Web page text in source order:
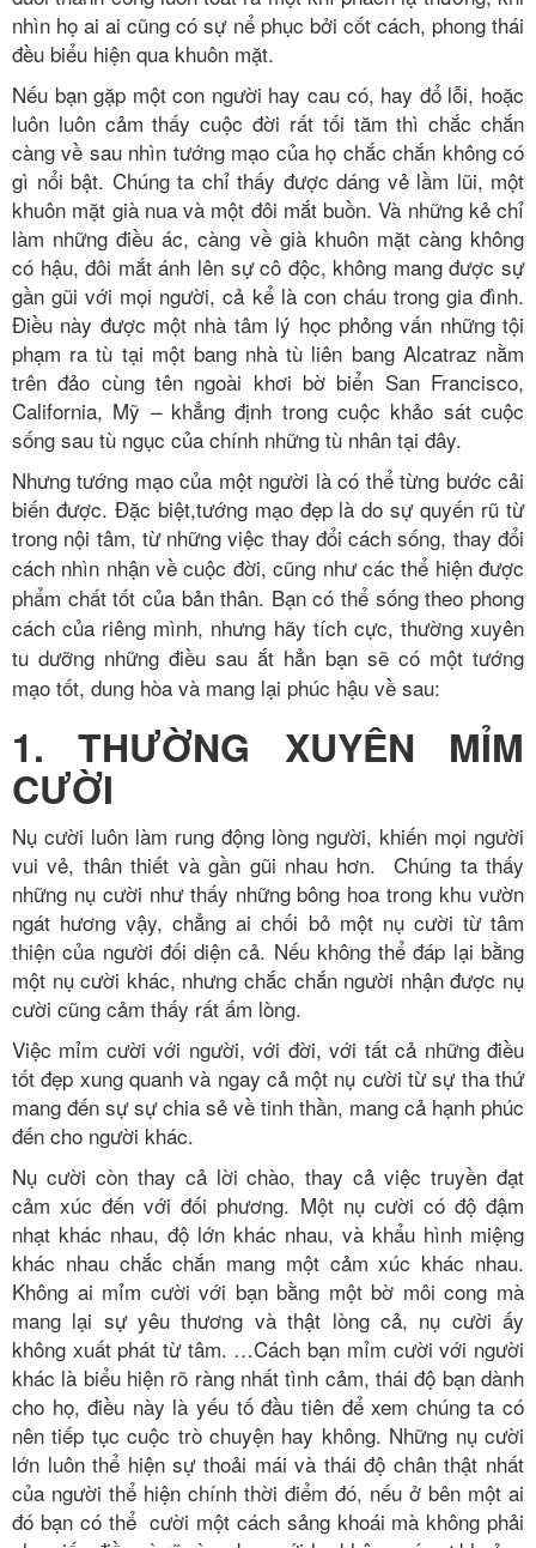
nhìn họ ai ai cũng có sự nể phục bởi cốt cách, phong thái
đều biểu hiện qua khuôn mặt.
Nếu bạn gặp một con người hay cau có, hay đổ lỗi, hoặc
luôn luôn cảm thấy cuộc đời rất tối tăm thì chắc chắn
càng về sau nhìn tướng mạo của họ chắc chắn không có
gì nổi bật. Chúng ta chỉ thấy được dáng vẻ lầm lũi, một
khuôn mặt già nua và một đôi mắt buồn. Và những kẻ chỉ
làm những điều ác, càng về già khuôn mặt càng không
có hậu, đôi mắt ánh lên sự cô độc, không mang được sự
gần gũi với mọi người, cả kể là con cháu trong gia đình.
Điều này được một nhà tâm lý học phỏng vấn những tội
phạm ra tù tại một bang nhà tù liên bang Alcatraz nằm
trên đảo cùng tên ngoài khơi bờ biển San Francisco,
California, Mỹ – khẳng định trong cuộc khảo sát cuộc
sống sau tù ngục của chính những tù nhân tại đây.
Nhưng tướng mạo của một người là có thể từng bước cải
biến được. Đặc biệt,tướng mạo đẹp là do sự quyến rũ từ
trong nội tâm, từ những việc thay đổi cách sống, thay đổi
cách nhìn nhận về cuộc đời, cũng như cácthể hiện được
phẩm chất tốt của bản thân. Bạn có thể sống theo phong
cách của riêng mình, nhưng hãy tích cực, thường xuyên
tu dưỡng những điều sau ắt hẳn bạn sẽ có một tướng
mạo tốt, dung hòa và mang lại phúc hậu về sau:
1. THƯỜNG XUYÊN MỈM
CƯỜI
Nụ cười luôn làm rung động lòng người, khiến mọi người
vui vẻ, thân thiết và gần gũi nhau hơn. Chúng ta thấy
những nụ cười như thấy những bông hoa trong khu vườn
ngát hương vậy, chẳng ai chối bỏ một nụ cười từ tâm
thiện của người đối diện cả. Nếu không thể đáp lại bằng
một nụ cười khác, nhưng chắc chắn người nhận được nụ
cười cũng cảm thấy rất ấm lòng.
Việc mỉm cười với người, với đời, với tất cả những điều
tốt đẹp xung quanh và ngay cả một nụ cười từ sự tha thứ
mang đến sự sự chia sẻ về tinh thần, mang cả hạnh phúc
đến cho người khác.
Nụ cười còn thay cả lời chào, thay cả việc truyền đạt
cảm xúc đến với đối phương. Một nụ cười có độ đậm
nhạt khác nhau, độ lớn khác nhau, và khẩu hình miệng
khác nhau chắc chắn mang một cảm xúc khác nhau.
Không ai mỉm cười với bạn bằng một bờ môi cong mà
mang lại sự yêu thương và thật lòng cả, nụ cười ấy
không xuất phát từ tâm. …Cách bạn mỉm cười với người
khác là biểu hiện rõ ràng nhất tình cảm, thái độ bạn dành
cho họ, điều này là yếu tố đầu tiên để xem chúng ta có
nên tiếp tục cuộc trò chuyện hay không. Những nụ cười
lớn luôn thể hiện sự thoải mái và thái độ chân thật nhất
của người thể hiện chính thời điểm đó, nếu ở bên một ai
đó bạn có thể cười một cách sảng khoái mà không phải